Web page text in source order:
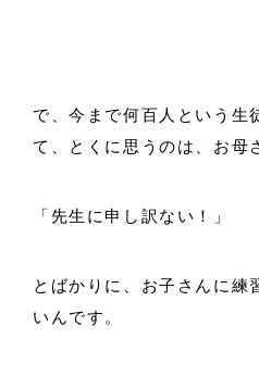
で、今まで何百人という生
て、とくに思うのは、お母
「先生に申し訳ない！」
とばかりに、お子さんに練
いんです。